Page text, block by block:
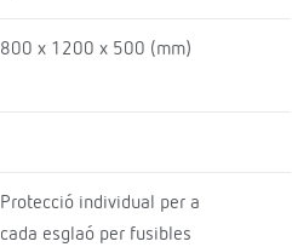
800 x 1200 x 500 (mm)
Protecció individual per a
cada esglaó per fusibles